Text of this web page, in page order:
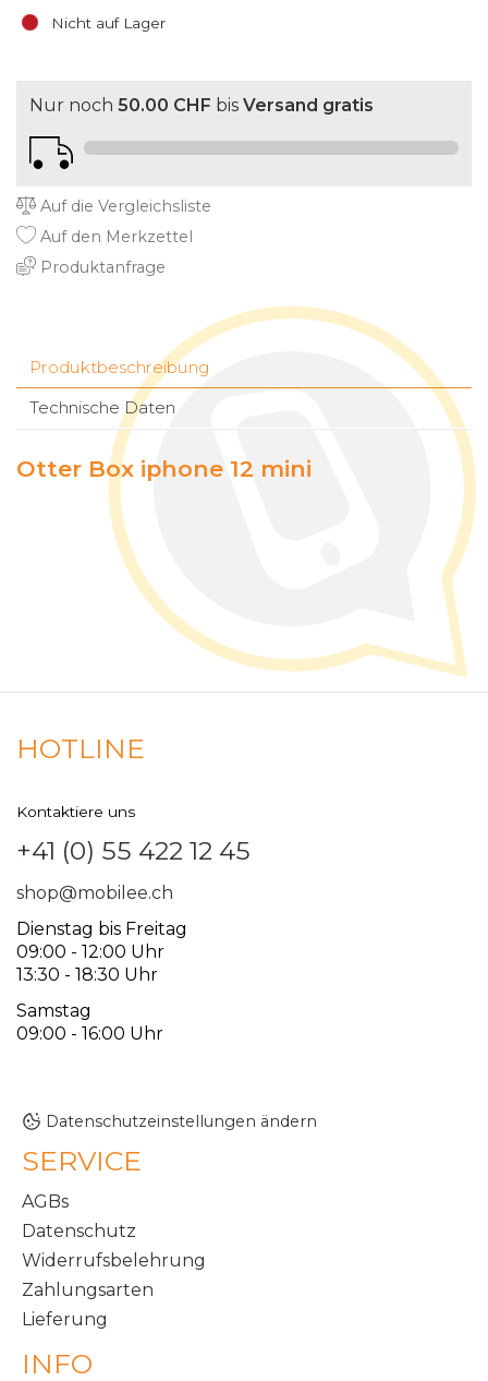
Nicht auf Lager
Nur noch 50.00 CHF bis Versand gratis
Auf die Vergleichsliste
Auf den Merkzettel
Produktanfrage
Produktbeschreibung
Technische Daten
Otter Box iphone 12 mini
HOTLINE
Kontaktiere uns
+41 (0) 55 422 12 45
shop@mobilee.ch
Dienstag bis Freitag
09:00 - 12:00 Uhr
13:30 - 18:30 Uhr
Samstag
09:00 - 16:00 Uhr
Datenschutzeinstellungen ändern
SERVICE
AGBs
Datenschutz
Widerrufsbelehrung
Zahlungsarten
Lieferung
INFO